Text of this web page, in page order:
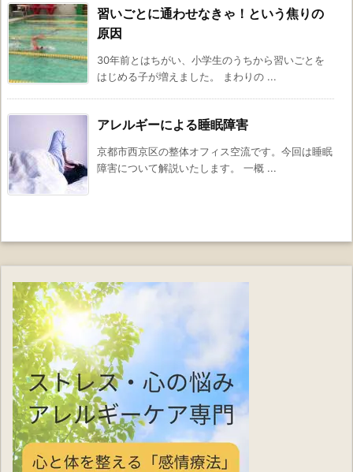
習いごとに通わせなきゃ！という焦りの
原因
30年前とはちがい、小学生のうちから習いごとを
はじめる子が増えました。 まわりの ...
アレルギーによる睡眠障害
京都市西京区の整体オフィス空流です。今回は睡眠
障害について解説いたします。 一概 ...